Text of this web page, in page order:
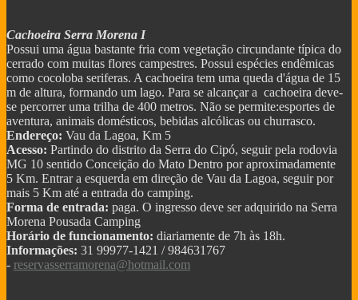
Cachoeira Serra Morena I
Possui uma água bastante fria com vegetação circundante típica do
cerrado com muitas flores campestres. Possui espécies endêmicas
como cocoloba seriferas. A cachoeira tem uma queda d'água de 15
m de altura, formando um lago. Para se alcançar a cachoeira deve-
se percorrer uma trilha de 400 metros. Não se permite:esportes de
aventura, animais domésticos, bebidas alcólicas ou churrasco.
Endereço: Vau da Lagoa, Km 5
Acesso: Partindo do distrito da Serra do Cipó, seguir pela rodovia
MG 10 sentido Conceição do Mato Dentro por aproximadamente
5 Km. Entrar a esquerda em direção de Vau da Lagoa, seguir por
mais 5 Km até a entrada do camping.
Forma de entrada: paga. O ingresso deve ser adquirido na Serra
Morena Pousada Camping
Horário de funcionamento: diariamente de 7h às 18h.
Informações: 31 99977-1421 / 984631767
- reservasserramorena@hotmail.com